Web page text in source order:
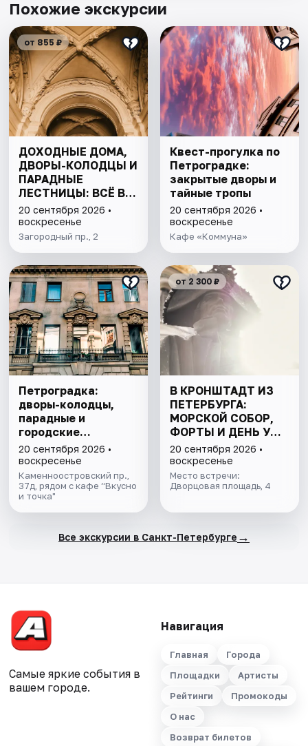
Похожие экскурсии
от 855 ₽
ДОХОДНЫЕ ДОМА,
ДВОРЫ-КОЛОДЦЫ И
ПАРАДНЫЕ
ЛЕСТНИЦЫ: ВСЁ В
ОДНОЙ ПРОГУЛКЕ
20 сентября 2026 •
воскресенье
Загородный пр., 2
Квест-прогулка по
Петроградке:
закрытые дворы и
тайные тропы
20 сентября 2026 •
воскресенье
Кафе «Коммуна»
Петроградка:
дворы-колодцы,
парадные и
городские
редкости
20 сентября 2026 •
воскресенье
Каменноостровский пр.,
37д, рядом с кафе “Вкусно
и точка"
от 2 300 ₽
В КРОНШТАДТ ИЗ
ПЕТЕРБУРГА:
МОРСКОЙ СОБОР,
ФОРТЫ И ДЕНЬ У
ФИНСКОГО ЗАЛИВА.
ВСЁ ВКЛЮЧЕНО
20 сентября 2026 •
воскресенье
Место встречи:
Дворцовая площадь, 4
Все экскурсии в Санкт-Петербурге →
Самые яркие события в
вашем городе.
Навигация
Главная
Города
Площадки
Артисты
Рейтинги
Промокоды
О нас
Возврат билетов